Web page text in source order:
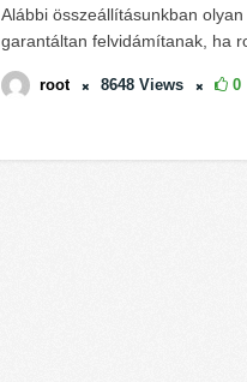
Alábbi összeállításunkban
garantáltan felvidámítanak, ha
root 8648 Views 0